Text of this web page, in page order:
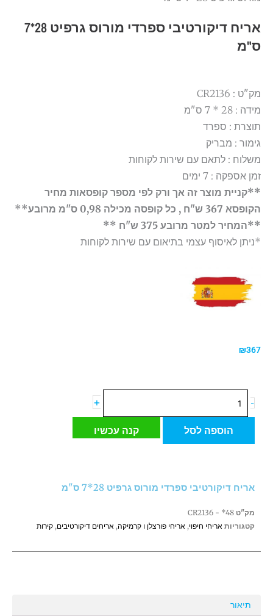
אריח דיקורטיבי ספרדי מורוס גרפיט 28*7
ס"מ
מק"ט : CR2136
מידה : 28 * 7 ס"מ
תוצרת : ספרד
גימור : מבריק
משלוח : לתאם עם שירות לקוחות
זמן אספקה : 7 ימים
**קניית מוצר זה אך ורק לפי מספר קופסאות מחיר
הקופסא 367 ש"ח , כל קופסה מכילה 0,98 ס"מ מרובע**
**המחיר למטר מרובע 375 ש"ח **
*ניתן לאיסוף עצמי בתיאום עם שירות לקוחות
₪367
-
של
דיקורטיבי
28*7
+
הוספה לסל קנה עכשיו
אריח דיקורטיבי ספרדי מורוס גרפיט 28*7 ס"מ
מק"ט CR2136 - *48
קטגוריות אריחי חיפוי, אריחי פורצלן ו קרמיקה, אריחים דיקורטיבים, קירות
תיאור